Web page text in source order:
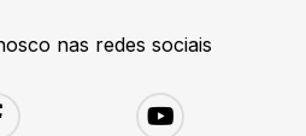
nas redes sociais